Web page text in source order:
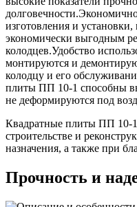
изготовления и
экономически выгодным
колодцев.Удобство
монтируются и
колодцу и его
плиты ПП 10-1 способны
не деформируются под
Квадратные плиты ПП 10-
строительстве и
назначения, а также при
Прочность и